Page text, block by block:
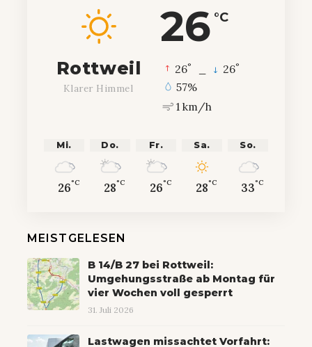
26 °C
Rottweil
Klarer Himmel
26° 26°
57%
1 km/h
Mi.
26°C
Do.
28°C
Fr.
26°C
Sa.
28°C
So.
33°C
MEISTGELESEN
B 14/B 27 bei Rottweil:
Umgehungsstraße ab Montag für
vier Wochen voll gesperrt
31. Juli 2026
Lastwagen missachtet Vorfahrt: